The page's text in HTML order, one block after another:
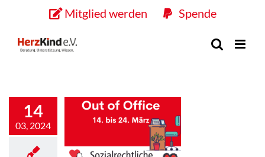
Mitglied werden Spende
14
03, 2024